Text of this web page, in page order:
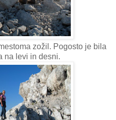
zožil. Pogosto je bila
na levi in desni.